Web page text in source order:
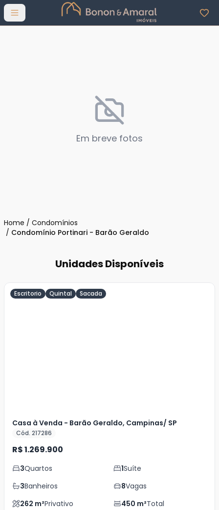
Abrir menu
Em breve fotos
Home / Condomínios
/ Condomínio Portinari - Barão Geraldo
Unidades Disponíveis
Escritorio Quintal Sacada
Casa à Venda - Barão Geraldo, Campinas/ SP
Cód. 217286
R$ 1.269.900
3Quartos 1Suíte
3Banheiros 8Vagas
262 m²Privativo 450 m²Total